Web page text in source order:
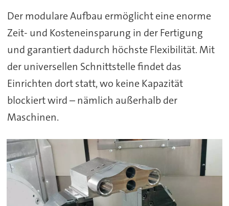
Der modulare Aufbau ermöglicht eine enorme
Zeit- und Kosteneinsparung in der Fertigung
und garantiert dadurch höchste Flexibilität. Mit
der universellen Schnittstelle findet das
Einrichten dort statt, wo keine Kapazität
blockiert wird – nämlich außerhalb der
Maschinen.